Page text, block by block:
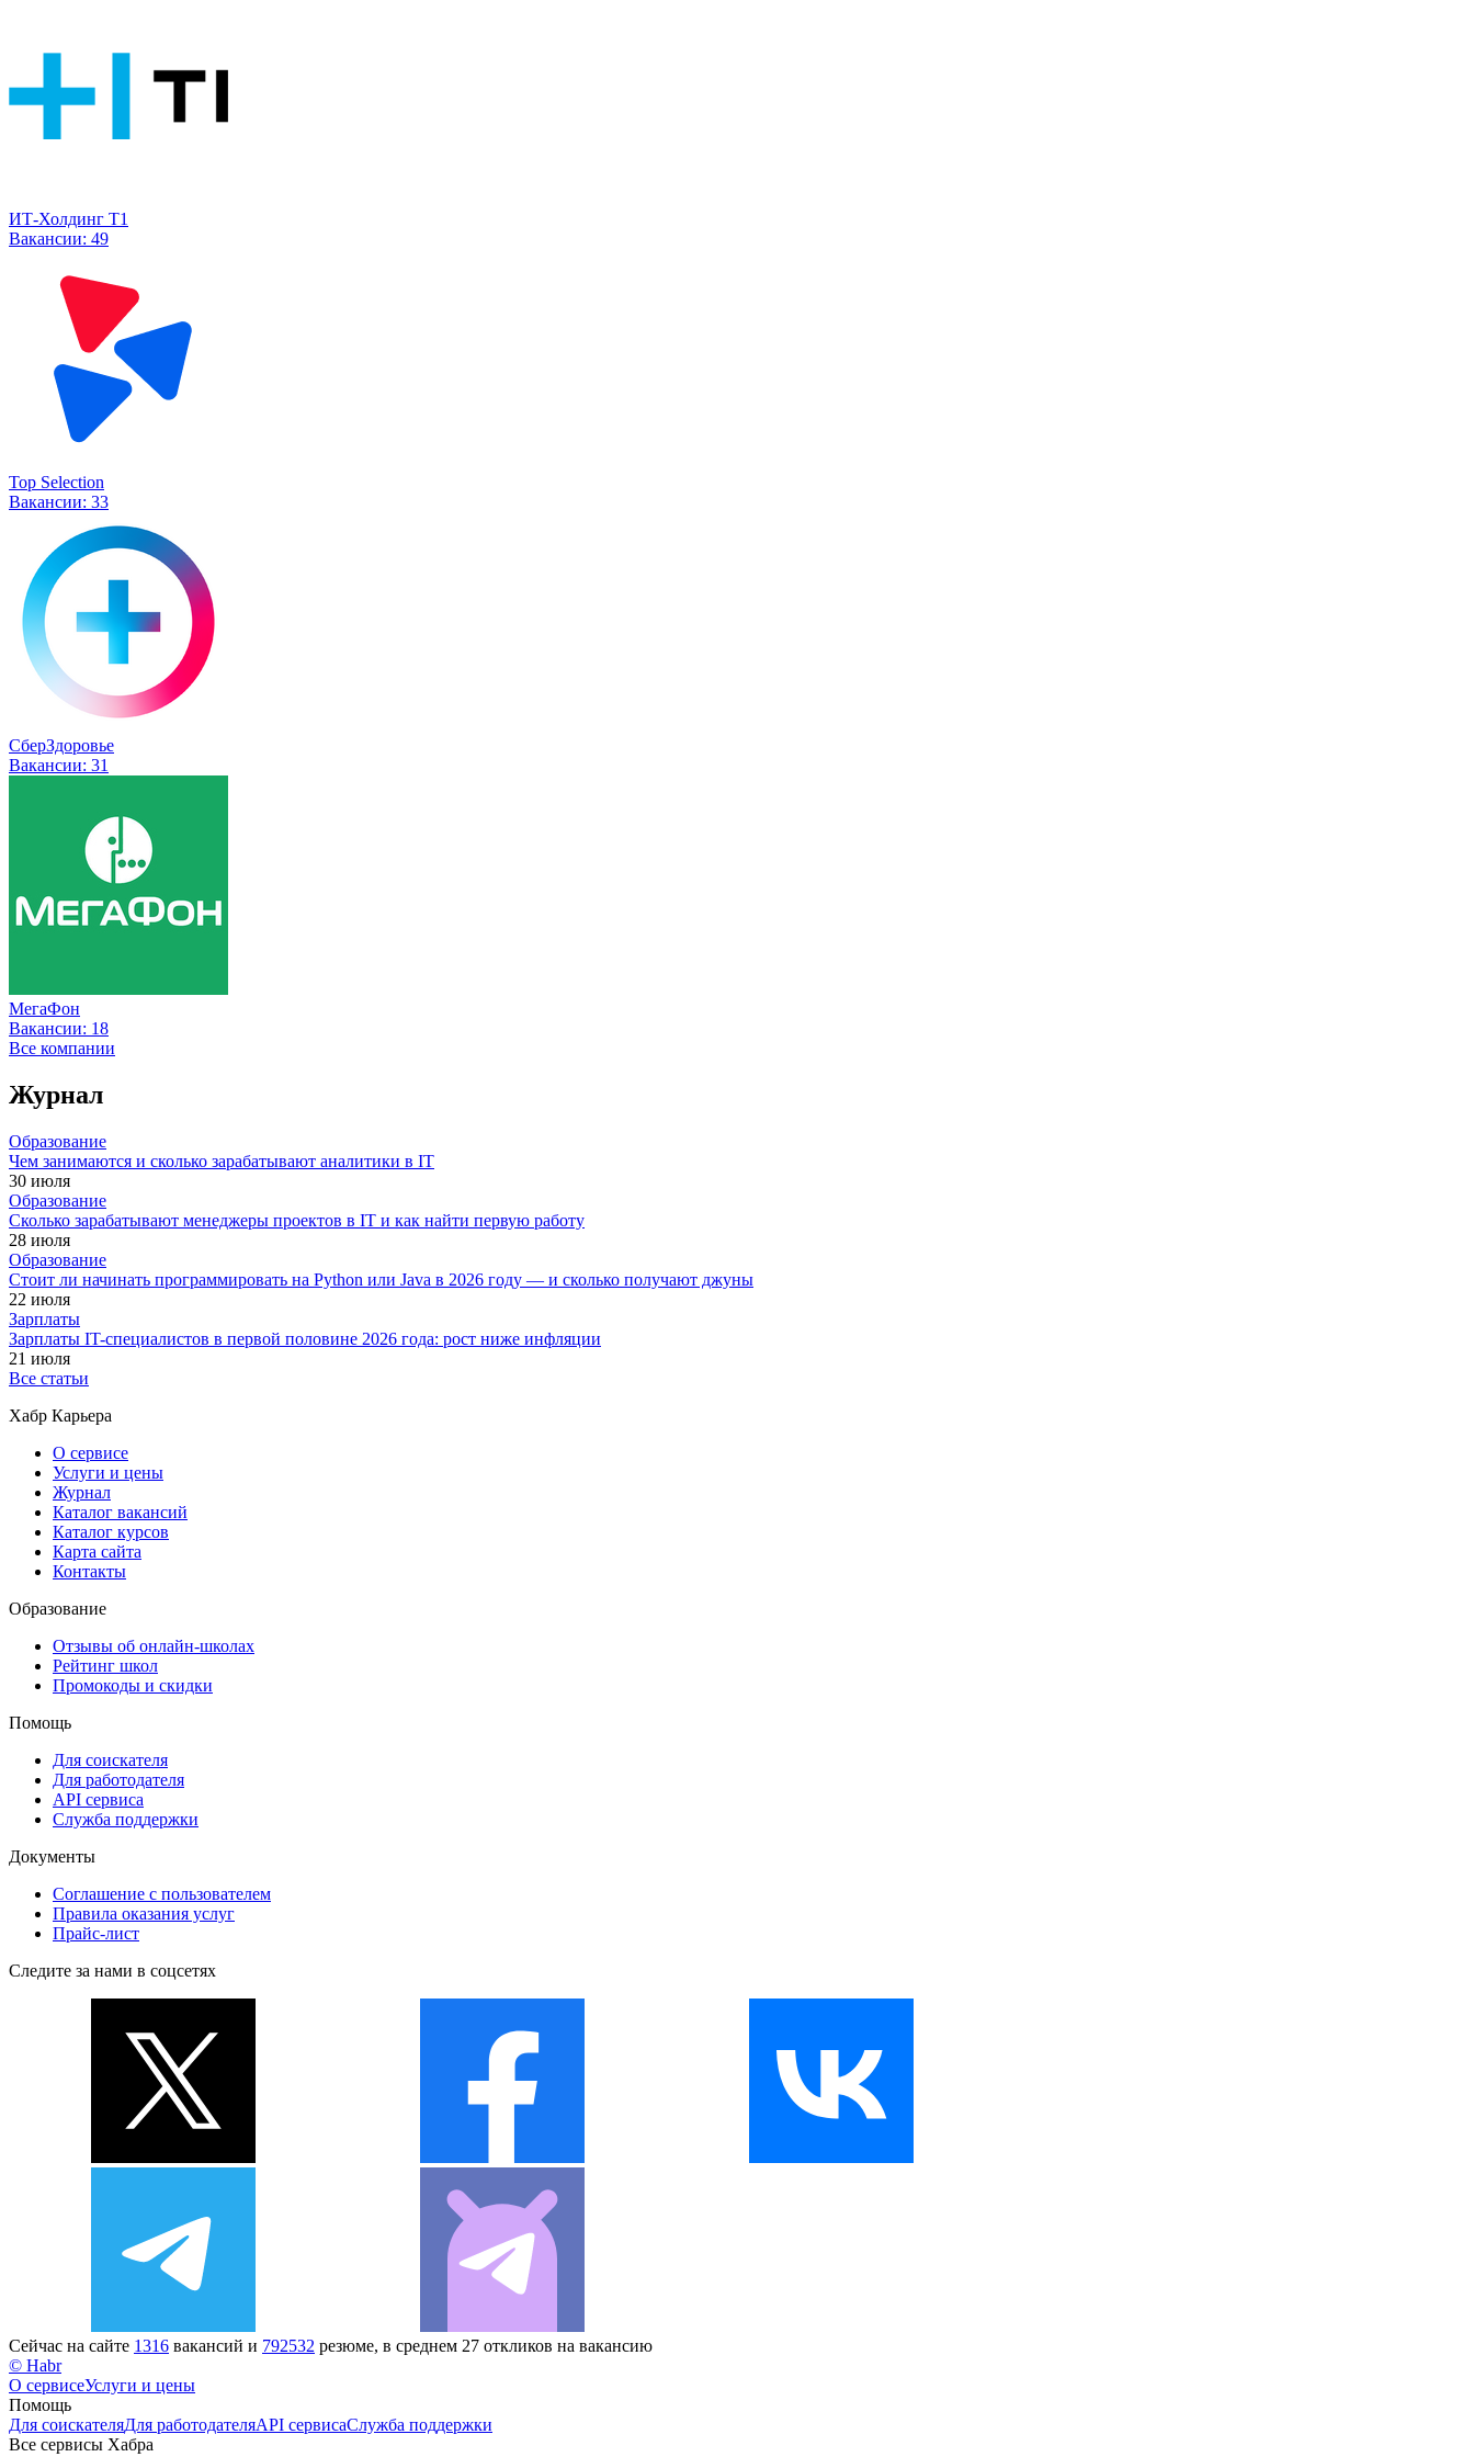
ИТ-Холдинг Т1
Вакансии: 49
Top Selection
Вакансии: 33
СберЗдоровье
Вакансии: 31
МегаФон
Вакансии: 18
Все компании
Журнал
Образование
Чем занимаются и сколько зарабатывают аналитики в IT
30 июля
Образование
Сколько зарабатывают менеджеры проектов в IT и как найти первую работу
28 июля
Образование
Стоит ли начинать программировать на Python или Java в 2026 году — и сколько получают джуны
22 июля
Зарплаты
Зарплаты IT-специалистов в первой половине 2026 года: рост ниже инфляции
21 июля
Все статьи
Хабр Карьера
О сервисе
Услуги и цены
Журнал
Каталог вакансий
Каталог курсов
Карта сайта
Контакты
Образование
Отзывы об онлайн-школах
Рейтинг школ
Промокоды и скидки
Помощь
Для соискателя
Для работодателя
API сервиса
Служба поддержки
Документы
Соглашение с пользователем
Правила оказания услуг
Прайс-лист
Следите за нами в соцсетях
Сейчас на сайте 1316 вакансий и 792532 резюме, в среднем 27 откликов на вакансию
© Habr
О сервисеУслуги и цены
Помощь
Для соискателяДля работодателяAPI сервисаСлужба поддержки
Все сервисы Хабра